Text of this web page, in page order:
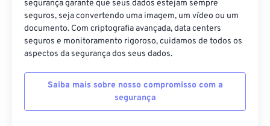
segurança garante que seus dados estejam sempre
seguros, seja convertendo uma imagem, um vídeo ou um
documento. Com criptografia avançada, data centers
seguros e monitoramento rigoroso, cuidamos de todos os
aspectos da segurança dos seus dados.
Saiba mais sobre nosso compromisso com a
segurança